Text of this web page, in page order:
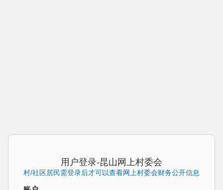
用户登录-昆山网上村委会
村/社区居民需登录后才可以查看网上村委会财务公开信息